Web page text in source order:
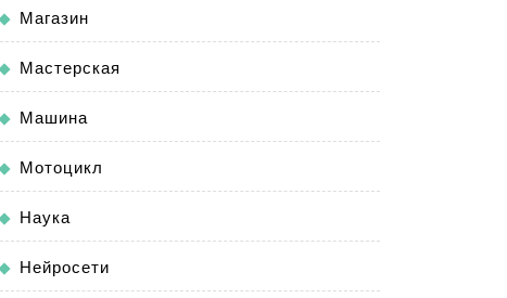
Магазин
Мастерская
Машина
Мотоцикл
Наука
Нейросети